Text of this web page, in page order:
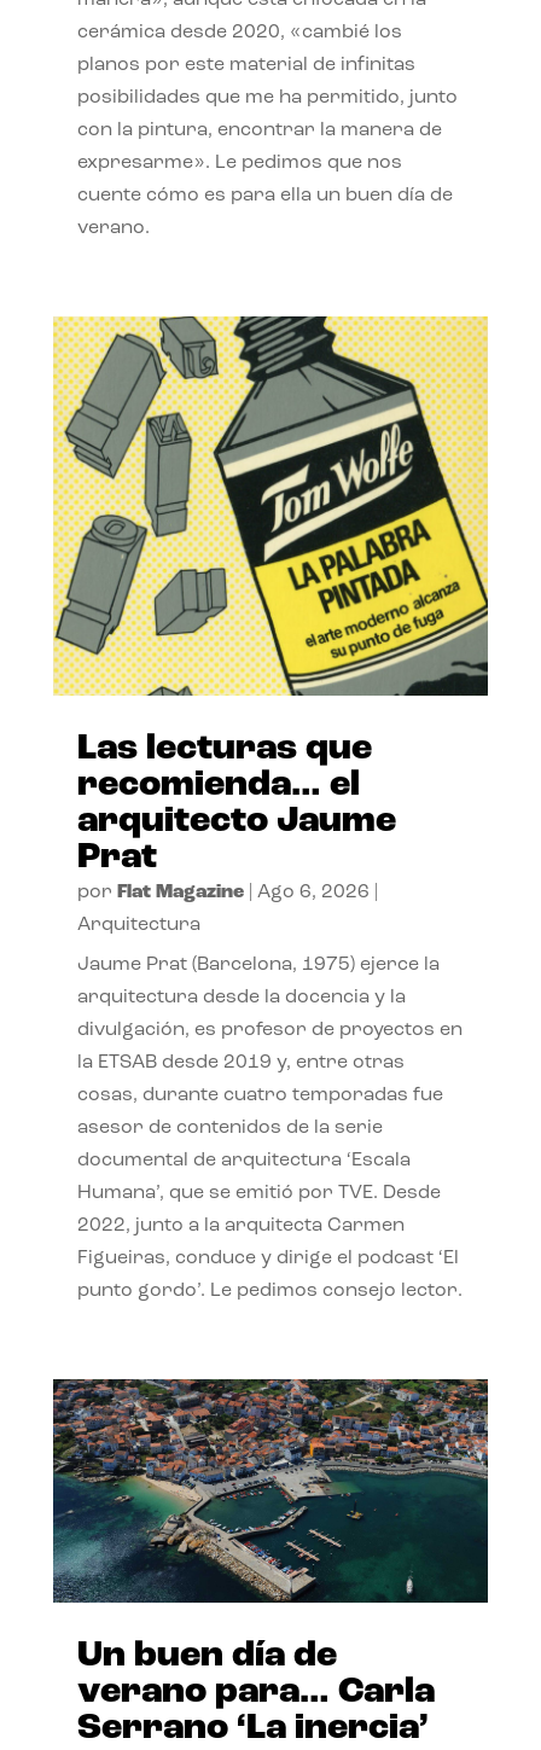
cerámica desde 2020, «cambié los
planos por este material de infinitas
posibilidades que me ha permitido, junto
con la pintura, encontrar la manera de
expresarme». Le pedimos que nos
cuente cómo es para ella un buen día de
verano.
Las lecturas que
recomienda… el
arquitecto Jaume
Prat
por Flat Magazine| Ago 6, 2026
Arquitectura
Jaume Prat (Barcelona, 1975) ejerce la
arquitectura desde la docencia y la
divulgación, es profesor de proyectos en
la ETSAB desde 2019 y, entre otras
cosas, durante cuatro temporadas fue
asesor de contenidos de la serie
documental de arquitectura ‘Escala
Humana’, que se emitió por TVE. Desde
2022, junto a la arquitecta Carmen
Figueiras, conduce y dirige el podcast ‘El
punto gordo’. Le pedimos consejo lector.
Un buen día de
verano para… Carla
Serrano ‘La inercia’